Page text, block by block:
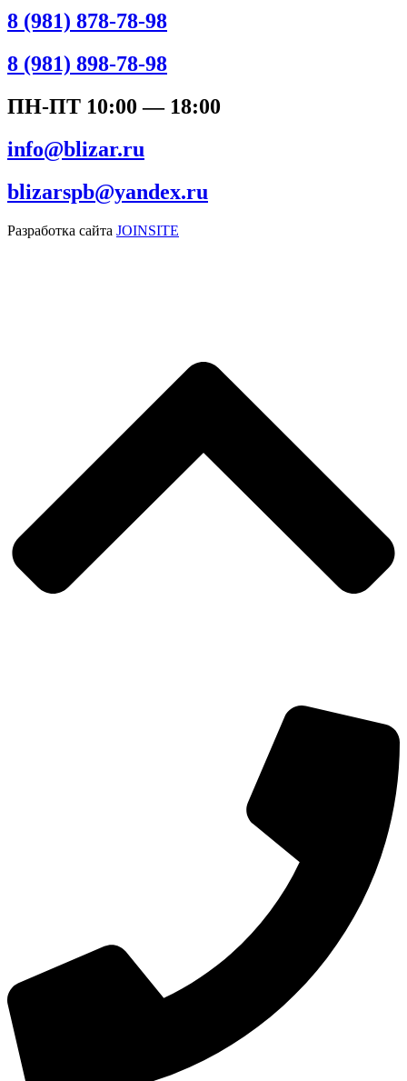
8 (981) 878-78-98
8 (981) 898-78-98
ПН-ПТ 10:00 — 18:00
info@blizar.ru
blizarspb@yandex.ru
Разработка сайта JOINSITE